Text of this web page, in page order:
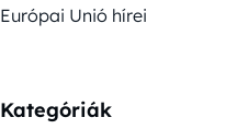
Európai Unió hírei
Kategóriák